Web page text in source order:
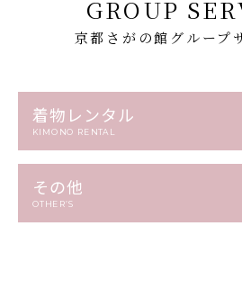
GROUP
京都さがの館グループ
着物レンタル
KIMONO RENTAL
その他
OTHER’S